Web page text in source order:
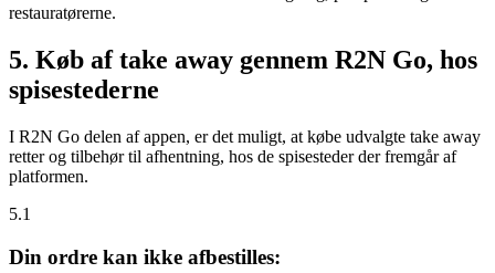
restauratørerne.
5. Køb af take away gennem R2N Go, hos
spisestederne
I R2N Go delen af appen, er det muligt, at købe udvalgte take away
retter og tilbehør til afhentning, hos de spisesteder der fremgår af
platformen.
5.1
Din ordre kan ikke afbestilles: